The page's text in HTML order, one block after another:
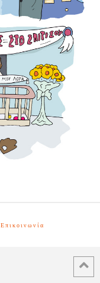
Επικοινωνία